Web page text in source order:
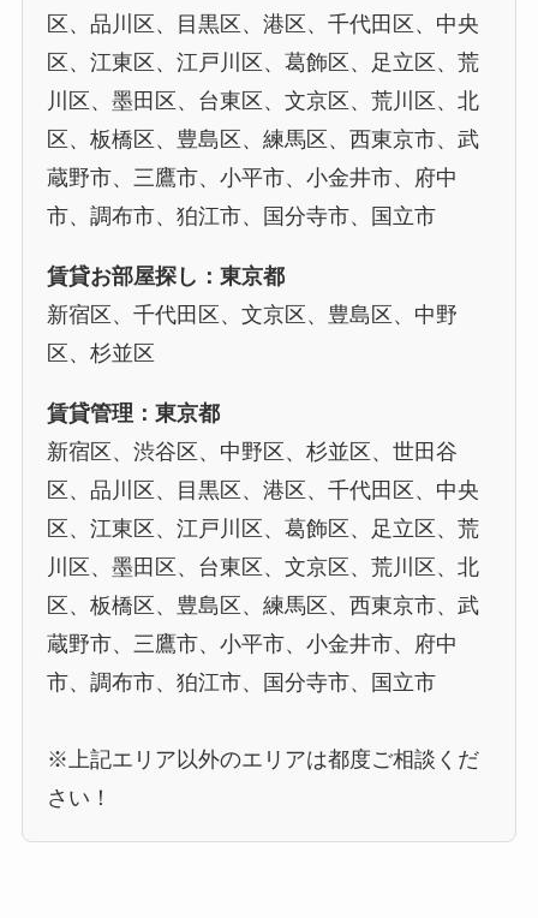
区、品川区、目黒区、港区、千代田区、中央
区、江東区、江戸川区、葛飾区、足立区、荒
川区、墨田区、台東区、文京区、荒川区、北
区、板橋区、豊島区、練馬区、西東京市、武
蔵野市、三鷹市、小平市、小金井市、府中
市、調布市、狛江市、国分寺市、国立市
賃貸お部屋探し：東京都
新宿区、千代田区、文京区、豊島区、中野
区、杉並区
賃貸管理：東京都
新宿区、渋谷区、中野区、杉並区、世田谷
区、品川区、目黒区、港区、千代田区、中央
区、江東区、江戸川区、葛飾区、足立区、荒
川区、墨田区、台東区、文京区、荒川区、北
区、板橋区、豊島区、練馬区、西東京市、武
蔵野市、三鷹市、小平市、小金井市、府中
市、調布市、狛江市、国分寺市、国立市
※上記エリア以外のエリアは都度ご相談くだ
さい！